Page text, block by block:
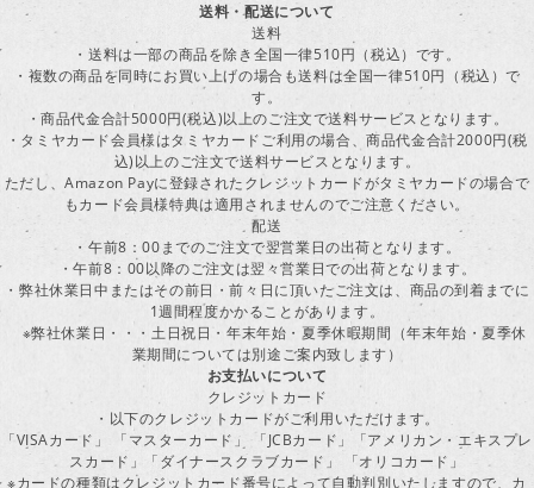
送料・配送について
送料
・送料は一部の商品を除き全国一律510円（税込）です。
・複数の商品を同時にお買い上げの場合も送料は全国一律510円（税込）で
す。
・商品代金合計5000円(税込)以上のご注文で送料サービスとなります。
・タミヤカード会員様はタミヤカードご利用の場合、商品代金合計2000円(税
込)以上のご注文で送料サービスとなります。
ただし、Amazon Payに登録されたクレジットカードがタミヤカードの場合で
もカード会員様特典は適用されませんのでご注意ください。
配送
・午前8：00までのご注文で翌営業日の出荷となります。
・午前8：00以降のご注文は翌々営業日での出荷となります。
・弊社休業日中またはその前日・前々日に頂いたご注文は、商品の到着までに
1週間程度かかることがあります。
※弊社休業日・・・土日祝日・年末年始・夏季休暇期間（年末年始・夏季休
業期間については別途ご案内致します）
お支払いについて
クレジットカード
・以下のクレジットカードがご利用いただけます。
「VISAカード」 「マスターカード」 「JCBカード」「アメリカン・エキスプレ
スカード」「ダイナースクラブカード」 「オリコカード」
※カードの種類はクレジットカード番号によって自動判別いたしますので、カ